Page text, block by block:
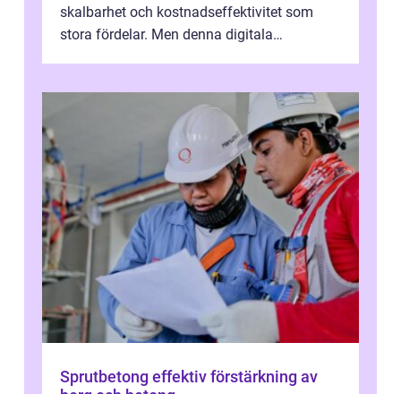
skalbarhet och kostnadseffektivitet som
stora fördelar. Men denna digitala
Sprutbetong effektiv förstärkning av